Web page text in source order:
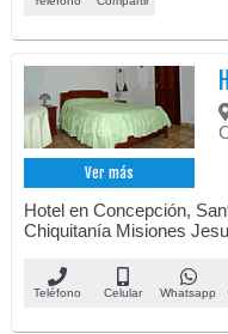
Ver más
Hotel en Concepción,
Chiquitanía Misiones
Teléfono Celular Whatsapp